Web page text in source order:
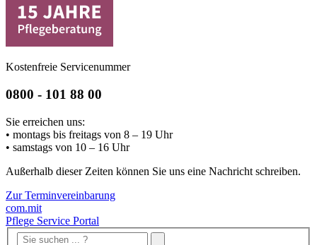
Kostenfreie Servicenummer
0800 - 101 88 00
Sie erreichen uns:
• montags bis freitags von 8 – 19 Uhr
• samstags von 10 – 16 Uhr
Außerhalb dieser Zeiten können Sie uns eine Nachricht schreiben.
Zur Terminvereinbarung
com.mit
Pflege Service Portal